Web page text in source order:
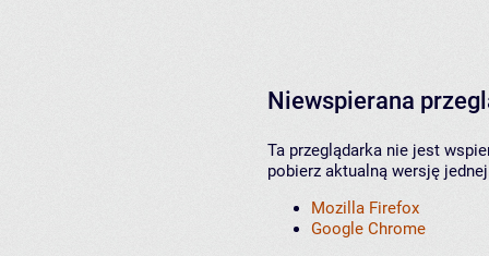
Niewspierana
Ta przeglądarka nie jest
pobierz aktualną wersję
Mozilla Firefox
Google Chrome